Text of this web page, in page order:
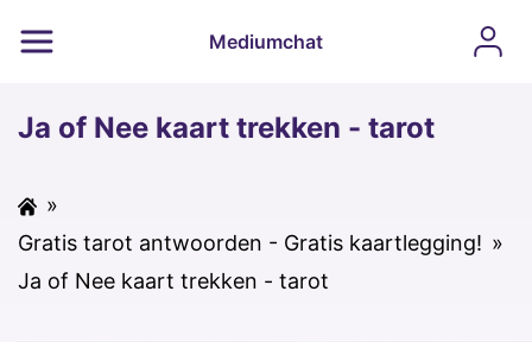
Mediumchat
Ja of Nee kaart trekken - tarot
»
Gratis tarot antwoorden - Gratis kaartlegging! »
Ja of Nee kaart trekken - tarot